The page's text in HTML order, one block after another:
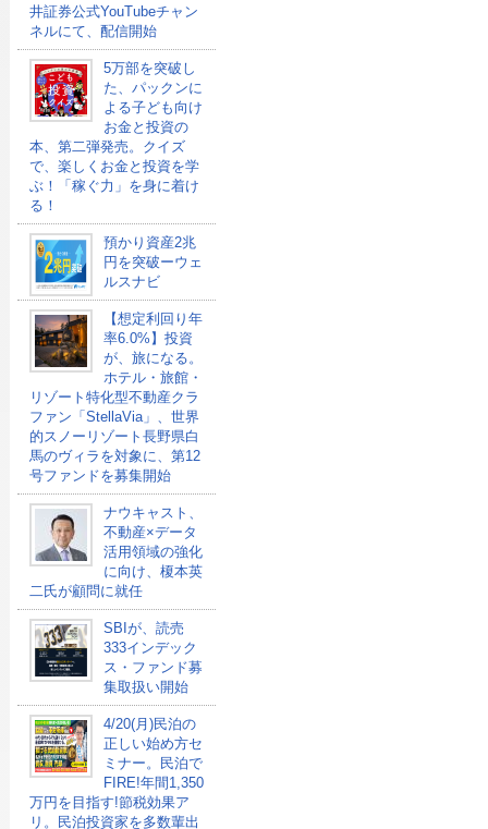
井証券公式YouTubeチャン
ネルにて、配信開始
5万部を突破し
た、パックンに
よる子ども向け
お金と投資の
本、第二弾発売。クイズ
で、楽しくお金と投資を学
ぶ！「稼ぐ力」を身に着け
る！
預かり資産2兆
円を突破ーウェ
ルスナビ
【想定利回り年
率6.0%】投資
が、旅になる。
ホテル・旅館・
リゾート特化型不動産クラ
ファン「StellaVia」、世界
的スノーリゾート長野県白
馬のヴィラを対象に、第12
号ファンドを募集開始
ナウキャスト、
不動産×データ
活用領域の強化
に向け、榎本英
二氏が顧問に就任
SBIが、読売
333インデック
ス・ファンド募
集取扱い開始
4/20(月)民泊の
正しい始め方セ
ミナー。民泊で
FIRE!年間1,350
万円を目指す!節税効果ア
リ。民泊投資家を多数輩出